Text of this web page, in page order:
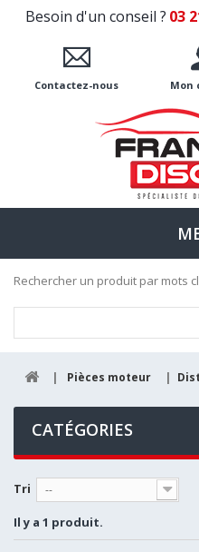
Besoin d'un conseil ? 03
Contactez-nous Mon
Rechercher un produit par mots
| Pièces moteur |
CATÉGORIES
Tri --
Il y a 1 produit.